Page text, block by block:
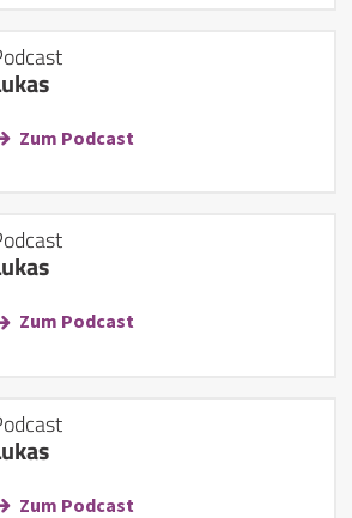
Zum Podcast
Zum Podcast
Zum Podcast